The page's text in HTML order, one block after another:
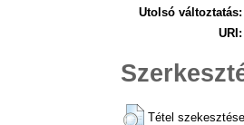
Utolsó változtatás:
URI:
Tétel szekesztése